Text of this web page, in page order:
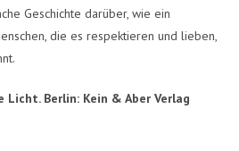
Geschichte darüber, wie ein
die es respektieren und lieben,
Licht. Berlin: Kein & Aber Verlag